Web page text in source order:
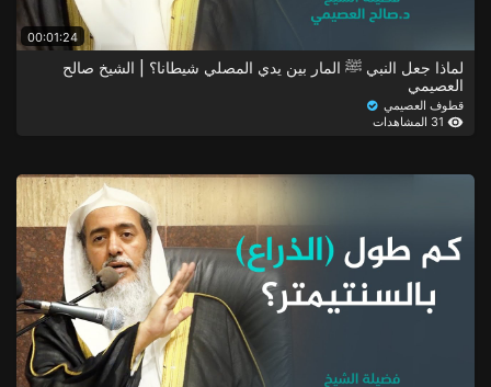
00:01:24
لماذا جعل النبي ﷺ المار بين يدي المصلي شيطانا؟ | الشيخ صالح
العصيمي
قطوف العصيمي